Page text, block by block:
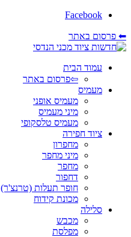
Facebook
⬅ פרסום באתר
עמוד הבית
⇦פרסום באתר
מעמיס
מעמיס אופני
מיני מעמיס
מעמיס טלסקופי
ציוד חפירה
מחפרון
מיני מחפר
מחפר
דחפור
חופר תעלות (טרנצ'ר)
מכונת קידוח
סלילה
מכבש
מפלסת